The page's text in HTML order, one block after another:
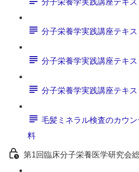
分子栄養学実践講座テキ
分子栄養学実践講座テキ
分子栄養学実践講座テキ
分子栄養学実践講座テキ
毛髪ミネラル検査のカウ
料
第1回臨床分子栄養医学研究会